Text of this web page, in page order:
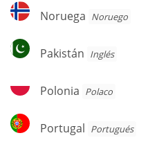
Noruega
Noruega Noruego
Pakistán
Pakistán Inglés
Polonia
Polonia Polaco
Portugal
Portugal Portugués